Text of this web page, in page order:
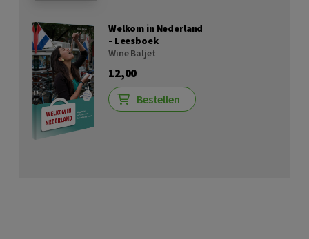
Welkom in Nederland
- Leesboek
Wine Baljet
12,00
Bestellen